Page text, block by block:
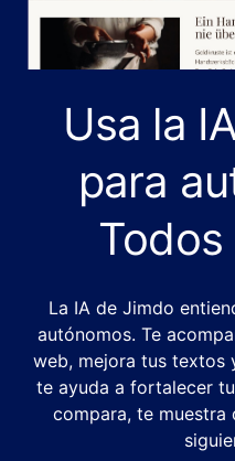
Usa la
para
Todos
La IA de Jimdo
autónomos. Te
web, mejora tus textos
te ayuda a fortalecer
compara, te muestra